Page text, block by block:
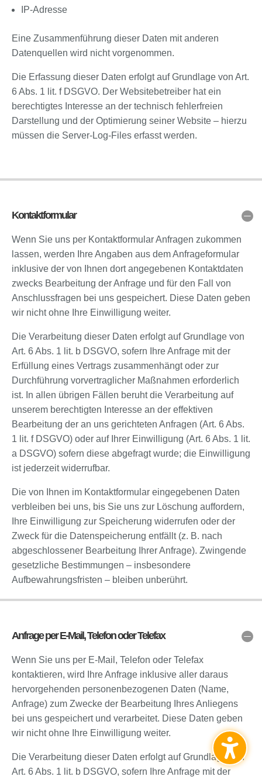
IP-Adresse
Eine Zusammenführung dieser Daten mit anderen
Datenquellen wird nicht vorgenommen.
Die Erfassung dieser Daten erfolgt auf Grundlage von Art.
6 Abs. 1 lit. f DSGVO. Der Websitebetreiber hat ein
berechtigtes Interesse an der technisch fehlerfreien
Darstellung und der Optimierung seiner Website – hierzu
müssen die Server-Log-Files erfasst werden.
Kontaktformular
Wenn Sie uns per Kontaktformular Anfragen zukommen
lassen, werden Ihre Angaben aus dem Anfrageformular
inklusive der von Ihnen dort angegebenen Kontaktdaten
zwecks Bearbeitung der Anfrage und für den Fall von
Anschlussfragen bei uns gespeichert. Diese Daten geben
wir nicht ohne Ihre Einwilligung weiter.
Die Verarbeitung dieser Daten erfolgt auf Grundlage von
Art. 6 Abs. 1 lit. b DSGVO, sofern Ihre Anfrage mit der
Erfüllung eines Vertrags zusammenhängt oder zur
Durchführung vorvertraglicher Maßnahmen erforderlich
ist. In allen übrigen Fällen beruht die Verarbeitung auf
unserem berechtigten Interesse an der effektiven
Bearbeitung der an uns gerichteten Anfragen (Art. 6 Abs.
1 lit. f DSGVO) oder auf Ihrer Einwilligung (Art. 6 Abs. 1 lit.
a DSGVO) sofern diese abgefragt wurde; die Einwilligung
ist jederzeit widerrufbar.
Die von Ihnen im Kontaktformular eingegebenen Daten
verbleiben bei uns, bis Sie uns zur Löschung auffordern,
Ihre Einwilligung zur Speicherung widerrufen oder der
Zweck für die Datenspeicherung entfällt (z. B. nach
abgeschlossener Bearbeitung Ihrer Anfrage). Zwingende
gesetzliche Bestimmungen – insbesondere
Aufbewahrungsfristen – bleiben unberührt.
Anfrage per E-Mail, Telefon oder Telefax
Wenn Sie uns per E-Mail, Telefon oder Telefax
kontaktieren, wird Ihre Anfrage inklusive aller daraus
hervorgehenden personenbezogenen Daten (Name,
Anfrage) zum Zwecke der Bearbeitung Ihres Anliegens
bei uns gespeichert und verarbeitet. Diese Daten geben
wir nicht ohne Ihre Einwilligung weiter.
Die Verarbeitung dieser Daten erfolgt auf Grundlage von
Art. 6 Abs. 1 lit. b DSGVO, sofern Ihre Anfrage mit der